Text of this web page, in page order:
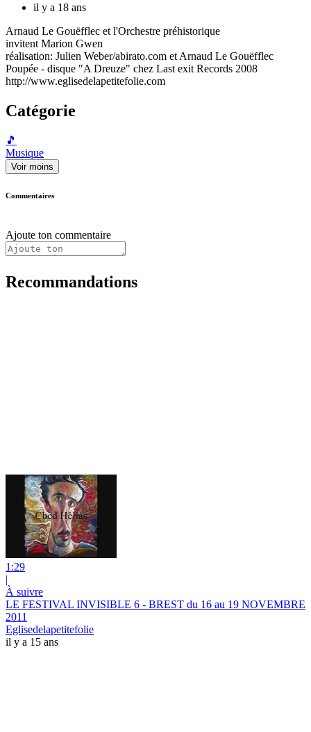
il y a 18 ans
Arnaud Le Gouëfflec et l'Orchestre préhistorique
invitent Marion Gwen
réalisation: Julien Weber/abirato.com et Arnaud Le Gouëfflec
Poupée - disque "A Dreuze" chez Last exit Records 2008
http://www.eglisedelapetitefolie.com
Catégorie
🎵
Musique
Voir moins
Commentaires
Ajoute ton commentaire
Recommandations
1:29
|
À suivre
LE FESTIVAL INVISIBLE 6 - BREST du 16 au 19 NOVEMBRE
2011
Eglisedelapetitefolie
il y a 15 ans